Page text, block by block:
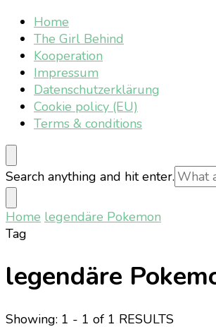
Home
The Girl Behind
Kooperation
Impressum
Datenschutzerklärung
Cookie policy (EU)
Terms & conditions
Looking
for
Something?
Search anything and hit enter.
Home legendäre Pokemon
Tag
legendäre
Showing: 1 - 1 of 1 RESULTS